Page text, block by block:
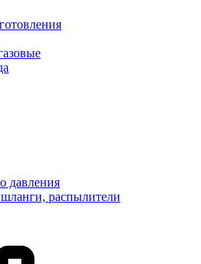
давления
распылители